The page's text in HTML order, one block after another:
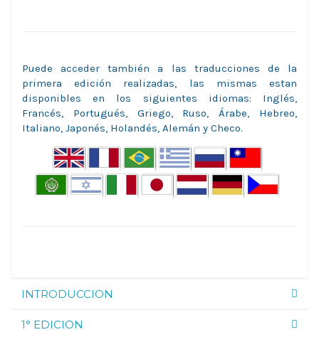
Puede acceder también a las traducciones de la
primera edición realizadas, las mismas estan
disponibles en los siguientes idiomas: Inglés,
Francés, Portugués, Griego, Ruso, Árabe, Hebreo,
Italiano, Japonés, Holandés, Alemán y Checo.
INTRODUCCION
1° EDICION